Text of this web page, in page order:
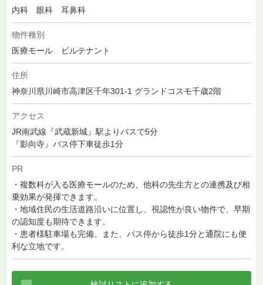
内科 眼科 耳鼻科
物件種別
医療モール ビルテナント
住所
神奈川県川崎市高津区千年301-1 グランドコスモ千歳2階
アクセス
JR南武線『武蔵新城』駅よりバスで5分
『影向寺』バス停下車徒歩1分
PR
・複数科が入る医療モールのため、他科の先生方との連携及び相
乗効果が発揮できます。
・地域住民の生活道路沿いに位置し、視認性が良い物件で、早期
の認知度も期待できます。
・患者様駐車場も完備。また、バス停から徒歩1分と通院にも便
利な立地です。